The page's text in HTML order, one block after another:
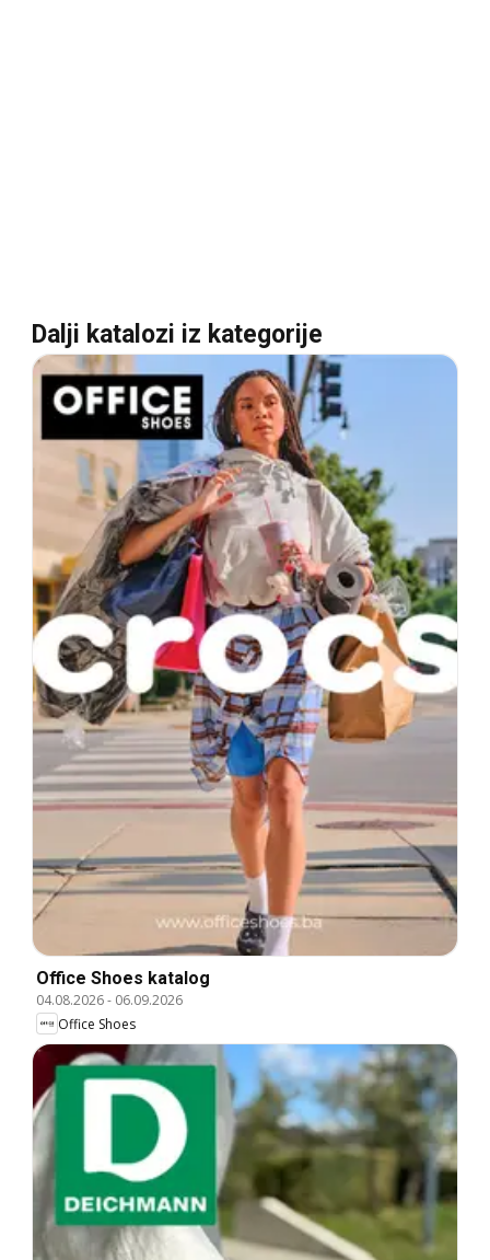
Dalji katalozi iz kategorije
Office Shoes katalog
04.08.2026- 06.09.2026
Office Shoes